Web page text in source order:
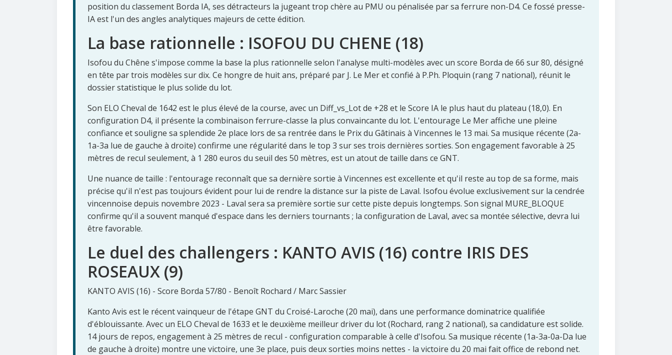
position du classement Borda IA, ses détracteurs la jugeant trop chère au PMU ou pénalisée par sa ferrure non-D4. Ce fossé presse-
IA est l'un des angles analytiques majeurs de cette édition.
La base rationnelle : ISOFOU DU CHENE (18)
Isofou du Chêne s'impose comme la base la plus rationnelle selon l'analyse multi-modèles avec un score Borda de 66 sur 80, désigné
en tête par trois modèles sur dix. Ce hongre de huit ans, préparé par J. Le Mer et confié à P.Ph. Ploquin (rang 7 national), réunit le
dossier statistique le plus solide du lot.
Son ELO Cheval de 1642 est le plus élevé de la course, avec un Diff_vs_Lot de +28 et le Score IA le plus haut du plateau (18,0). En
configuration D4, il présente la combinaison ferrure-classe la plus convaincante du lot. L'entourage Le Mer affiche une pleine
confiance et souligne sa splendide 2e place lors de sa rentrée dans le Prix du Gâtinais à Vincennes le 13 mai. Sa musique récente (2a-
1a-3a lue de gauche à droite) confirme une régularité dans le top 3 sur ses trois dernières sorties. Son engagement favorable à 25
mètres de recul seulement, à 1 280 euros du seuil des 50 mètres, est un atout de taille dans ce GNT.
Une nuance de taille : l'entourage reconnaît que sa dernière sortie à Vincennes est excellente et qu'il reste au top de sa forme, mais
précise qu'il n'est pas toujours évident pour lui de rendre la distance sur la piste de Laval. Isofou évolue exclusivement sur la cendrée
vincennoise depuis novembre 2023 - Laval sera sa première sortie sur cette piste depuis longtemps. Son signal MURE_BLOQUE
confirme qu'il a souvent manqué d'espace dans les derniers tournants ; la configuration de Laval, avec sa montée sélective, devra lui
être favorable.
Le duel des challengers : KANTO AVIS (16) contre IRIS DES
ROSEAUX (9)
KANTO AVIS (16) - Score Borda 57/80 - Benoît Rochard / Marc Sassier
Kanto Avis est le récent vainqueur de l'étape GNT du Croisé-Laroche (20 mai), dans une performance dominatrice qualifiée
d'éblouissante. Avec un ELO Cheval de 1633 et le deuxième meilleur driver du lot (Rochard, rang 2 national), sa candidature est solide.
14 jours de repos, engagement à 25 mètres de recul - configuration comparable à celle d'Isofou. Sa musique récente (1a-3a-0a-Da lue
de gauche à droite) montre une victoire, une 3e place, puis deux sorties moins nettes - la victoire du 20 mai fait office de rebond net.